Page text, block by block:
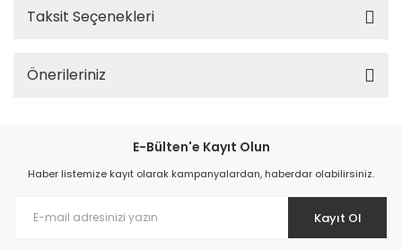
Taksit Seçenekleri
Önerileriniz
E-Bülten'e Kayıt Olun
Haber listemize kayıt olarak kampanyalardan, haberdar olabilirsiniz.
Kayıt Ol